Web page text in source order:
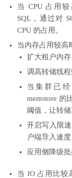
当 CPU 占用
SQL，通过对
CPU 的占用。
当内存占用较高
扩大租户内存
调高转储线
当集群已
memstore 的
阈值，让转储
开启写入限
户端导入速度
应用侧降级批
当 IO 占用比较